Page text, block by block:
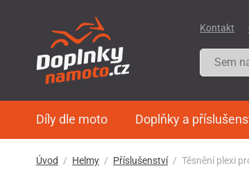
Díly dle moto Doplňky a
Kontakt
Úvod Helmy Příslušenství Těsnění plexi